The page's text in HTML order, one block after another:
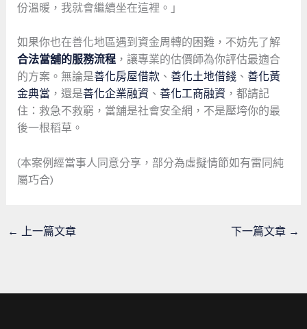
份溫暖，我就會繼續坐在這裡。」
如果你也在善化地區遇到資金周轉的困難，不妨先了解
合法當舖的服務流程，讓專業的估價師為你評估最適合
的方案。無論是善化房屋借款、 善化土地借錢、 善化黃
金典當 ，還是善化企業融資 、 善化工商融資 ，都請記
住：救急不救窮，當舖是社會安全網，不是壓垮你的最
後一根稻草。
(本案例經當事人同意分享，部分為虛擬情節如有雷同純
屬巧合)
← 上一篇文章 下一篇文章 →